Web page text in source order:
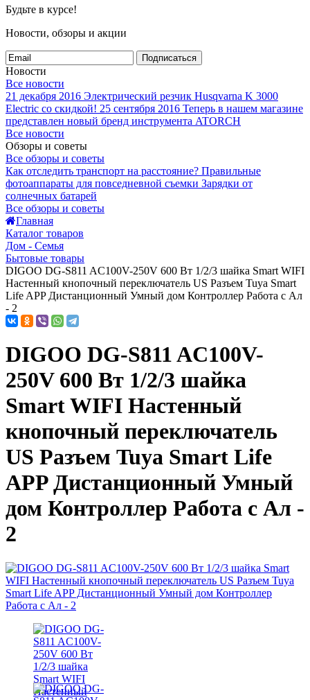
Будьте в курсе!
Новости, обзоры и акции
Подписаться
Новости
Все новости
21 декабря 2016 Электрический резчик Husqvarna K 3000
Electric со скидкой! 25 сентября 2016 Теперь в нашем магазине
представлен новый бренд инструмента ATORCH
Все новости
Обзоры и советы
Все обзоры и советы
Как отследить транспорт на расстояние? Правильные
фотоаппараты для повседневной съемки Зарядки от
солнечных батарей
Все обзоры и советы
Главная
Каталог товаров
Дом - Семья
Бытовые товары
DIGOO DG-S811 AC100V-250V 600 Вт 1/2/3 шайка Smart WIFI
Настенный кнопочный переключатель US Разъем Tuya Smart
Life APP Дистанционный Умный дом Контроллер Работа с Ал
- 2
DIGOO DG-S811 AC100V-
250V 600 Вт 1/2/3 шайка
Smart WIFI Настенный
кнопочный переключатель
US Разъем Tuya Smart Life
APP Дистанционный Умный
дом Контроллер Работа с Ал -
2